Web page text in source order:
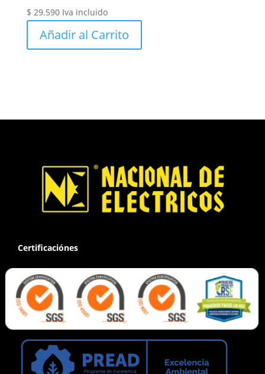
$ 29.590 Iva incluido
Añadir al Carrito
Certificaciónes